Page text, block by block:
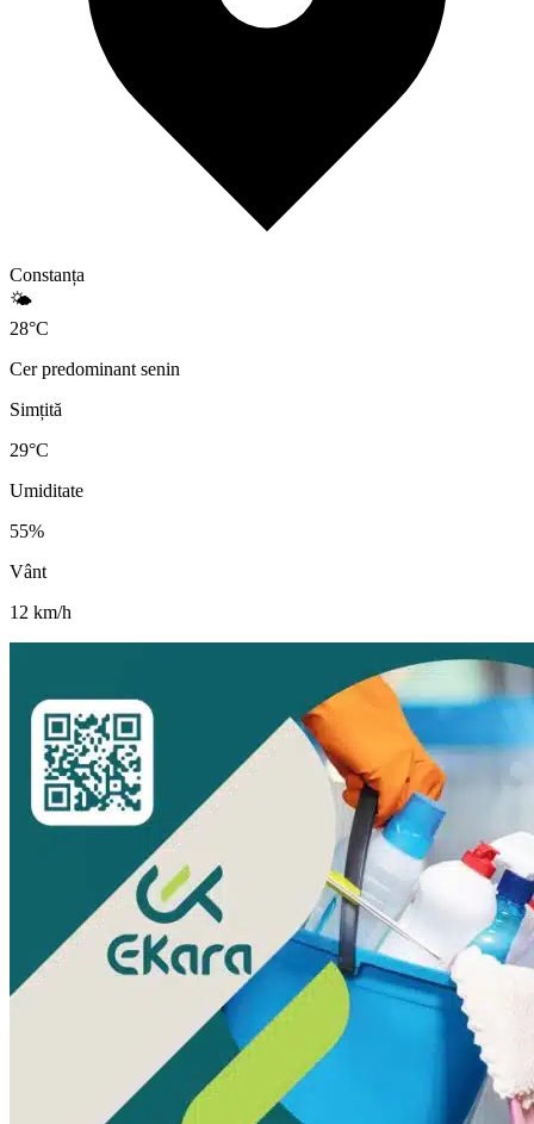
Constanța
🌤️
28°C
Cer predominant senin
Simțită
29°C
Umiditate
55%
Vânt
12 km/h